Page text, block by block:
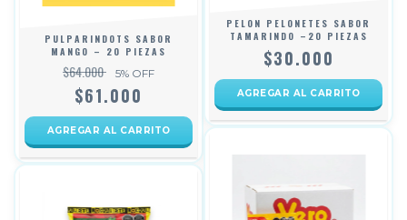
PULPARINDOTS SABOR
MANGO – 20 PIEZAS
$64.000 5% OFF
$61.000
PELON PELONETES SABOR
TAMARINDO –20 PIEZAS
$30.000